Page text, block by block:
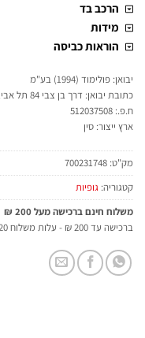
הרכב בד
מידות
הוראות כביסה
יבואן: פולימוד (1994) בע"מ
כתובת יבואן: דרך בן צבי 84 תל אביב
ח.פ.: 512037508
ארץ ייצור: סין
מק"ט: 700231748
קטגוריה: גופיות
משלוח חינם ברכישה מעל 200 ₪
ברכישה עד 200 ₪ - עלות משלוח 20 ₪.